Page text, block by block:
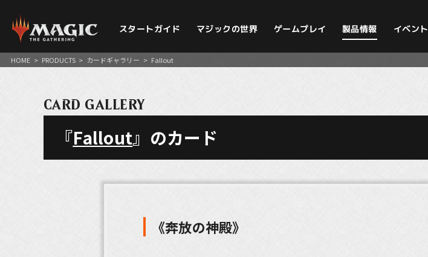
スタートガイド マジックの世界 ゲームプレイ 製品情報 イベント
HOME > PRODUCTS > カードギャラリー > Fallout
CARD GALLERY
『Fallout』のカード
《奔放の神殿》